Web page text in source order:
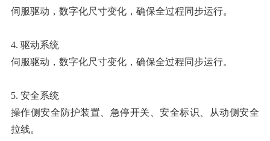
伺服驱动，数字化尺寸变化，确保全过程同步运行。
4. 驱动系统
伺服驱动，数字化尺寸变化，确保全过程同步运行。
5. 安全系统
操作侧安全防护装置、急停开关、安全标识、从动侧安全
拉线。